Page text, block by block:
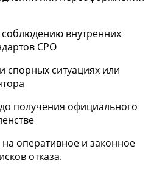
внутренних
СРО
ситуациях или
получения официального
оперативное и законное
отказа.